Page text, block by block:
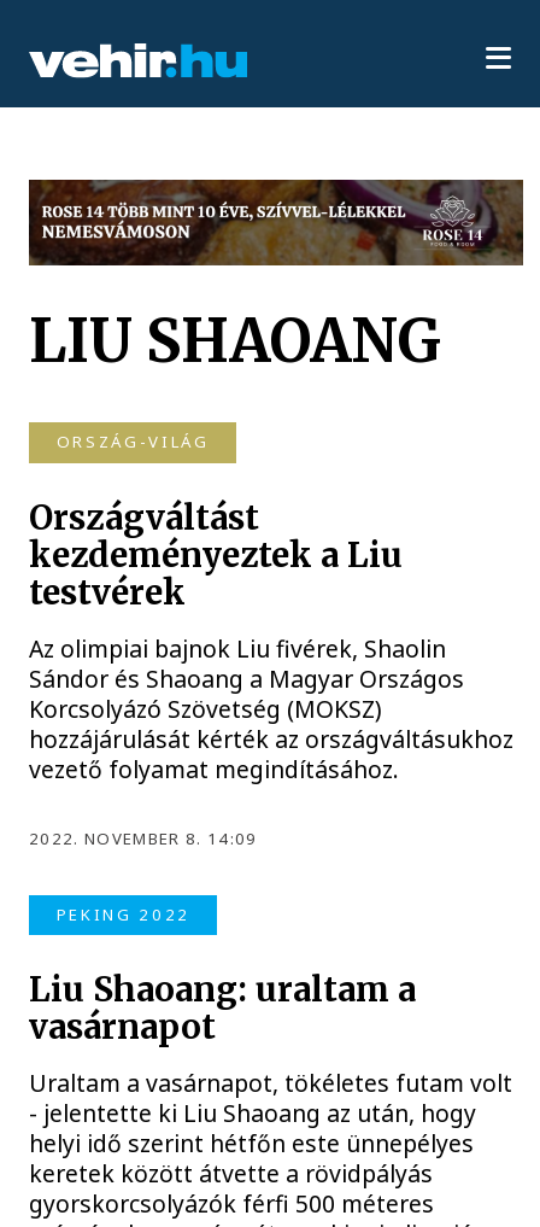
LIU SHAOANG
ORSZÁG-VILÁG
Országváltást
kezdeményeztek a Liu
testvérek
Az olimpiai bajnok Liu fivérek, Shaolin
Sándor és Shaoang a Magyar Országos
Korcsolyázó Szövetség (MOKSZ)
hozzájárulását kérték az országváltásukhoz
vezető folyamat megindításához.
2022. NOVEMBER 8. 14:09
PEKING 2022
Liu Shaoang: uraltam a
vasárnapot
Uraltam a vasárnapot, tökéletes futam volt
- jelentette ki Liu Shaoang az után, hogy
helyi idő szerint hétfőn este ünnepélyes
keretek között átvette a rövidpályás
gyorskorcsolyázók férfi 500 méteres